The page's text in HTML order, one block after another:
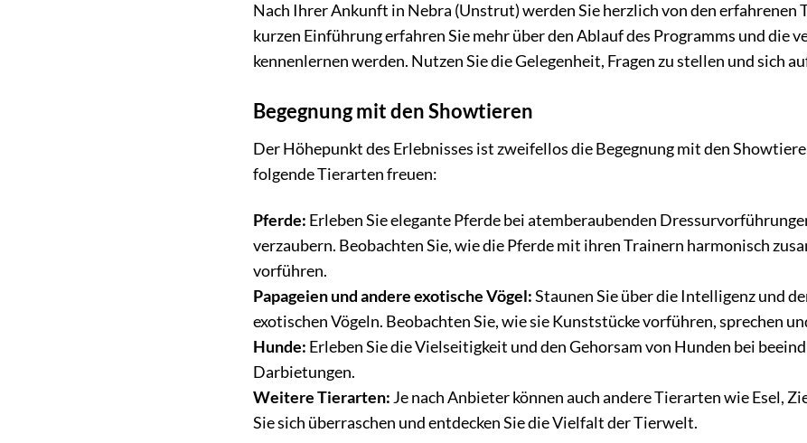
Nach Ihrer Ankunft in Nebra (Unstrut) werden Sie herzlich von den
kurzen Einführung erfahren Sie mehr über den Ablauf des Programms und die
kennenlernen werden. Nutzen Sie die Gelegenheit, Fragen zu stellen und sich
Begegnung mit den Showtieren
Der Höhepunkt des Erlebnisses ist zweifellos die Begegnung mit den
folgende Tierarten freuen:
Pferde: Erleben Sie elegante Pferde bei atemberaubenden
verzaubern. Beobachten Sie, wie die Pferde mit ihren Trainern harmonisch
vorführen.
Papageien und andere exotische Vögel:Staunen Sie über die Intelligenz und
exotischen Vögeln. Beobachten Sie, wie sie Kunststücke vorführen, sprechen
Hunde: Erleben Sie die Vielseitigkeit und den Gehorsam von Hunden bei
Darbietungen.
Weitere Tierarten: Je nach Anbieter können auch andere Tierarten wie Esel,
Sie sich überraschen und entdecken Sie die Vielfalt der Tierwelt.